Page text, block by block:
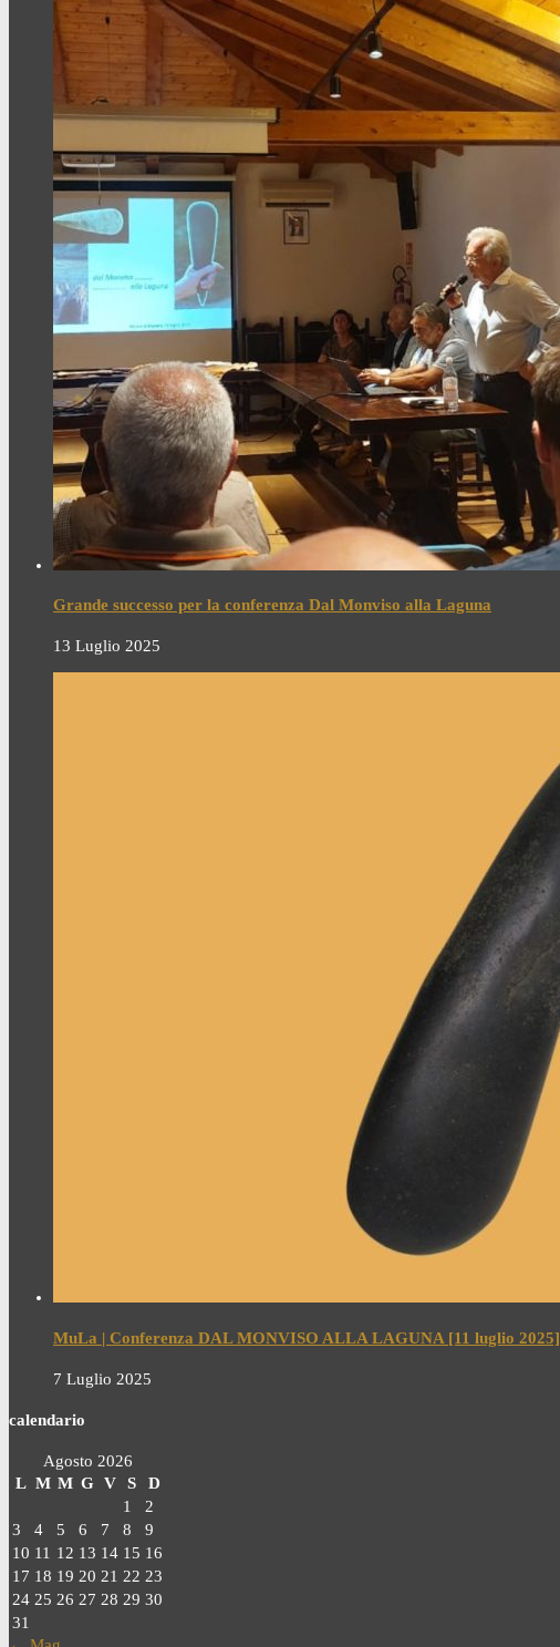
Grande successo per la conferenza Dal Monviso alla Laguna
13 Luglio 2025
MuLa | Conferenza DAL MONVISO ALLA LAGUNA [11 luglio 2025]
7 Luglio 2025
calendario
Agosto 2026
L M M G V S
D
1
2
3
4 5 6 7 8
9
10 11 12 13 14 15 16
17 18 19 20 21 22 23
24 25 26 27 28 29 30
31